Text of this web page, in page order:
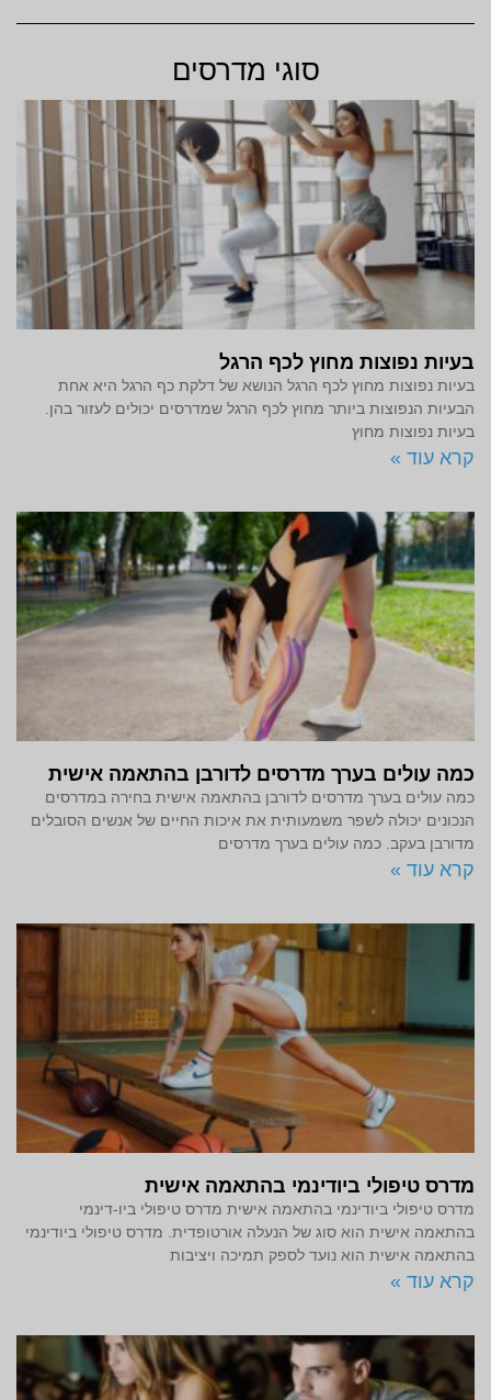
סוגי מדרסים
בעיות נפוצות מחוץ לכף הרגל
בעיות נפוצות מחוץ לכף הרגל הנושא של דלקת כף הרגל היא אחת
הבעיות הנפוצות ביותר מחוץ לכף הרגל שמדרסים יכולים לעזור בהן.
בעיות נפוצות מחוץ
קרא עוד »
כמה עולים בערך מדרסים לדורבן בהתאמה אישית
כמה עולים בערך מדרסים לדורבן בהתאמה אישית בחירה במדרסים
הנכונים יכולה לשפר משמעותית את איכות החיים של אנשים הסובלים
מדורבן בעקב. כמה עולים בערך מדרסים
קרא עוד »
מדרס טיפולי ביודינמי בהתאמה אישית
מדרס טיפולי ביודינמי בהתאמה אישית מדרס טיפולי ביו-דינמי
בהתאמה אישית הוא סוג של הנעלה אורטופדית. מדרס טיפולי ביודינמי
בהתאמה אישית הוא נועד לספק תמיכה ויציבות
קרא עוד »